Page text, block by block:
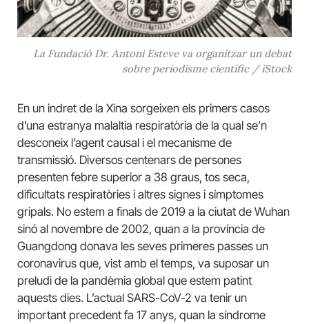
La Fundació Dr. Antoni Esteve va organitzar un debat
sobre periodisme científic / iStock
En un indret de la Xina sorgeixen els primers casos
d’una estranya malaltia respiratòria de la qual se’n
desconeix l’agent causal i el mecanisme de
transmissió. Diversos centenars de persones
presenten febre superior a 38 graus, tos seca,
dificultats respiratòries i altres signes i símptomes
gripals. No estem a finals de 2019 a la ciutat de Wuhan
sinó al novembre de 2002, quan a la província de
Guangdong donava les seves primeres passes un
coronavirus que, vist amb el temps, va suposar un
preludi de la pandèmia global que estem patint
aquests dies. L’actual SARS-CoV-2 va tenir un
important precedent fa 17 anys, quan la síndrome